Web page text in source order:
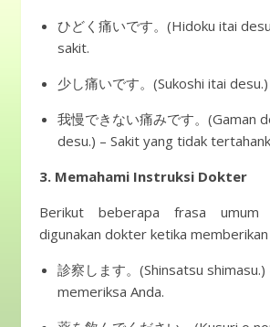
ひどく痛いです。(Hidoku itai
sakit.
少し痛いです。(Sukoshi itai
我慢できない痛みです。(Gaman
desu.) – Sakit yang tidak
3. Memahami Instruksi Dokter
Berikut beberapa frasa umum
digunakan dokter ketika
診察します。(Shinsatsu shimasu.)
memeriksa Anda.